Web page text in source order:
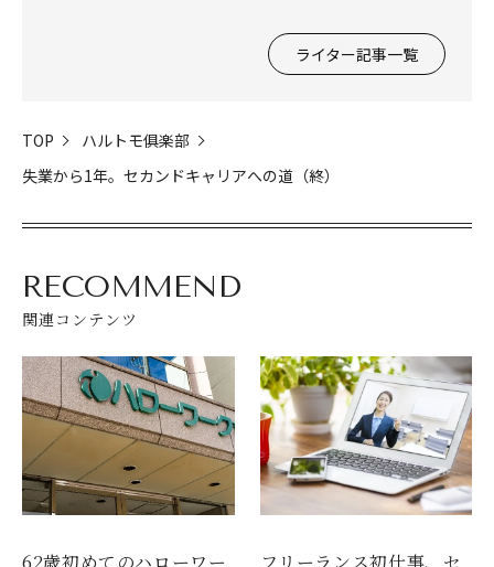
ライター記事一覧
TOP
ハルトモ俱楽部
失業から1年。セカンドキャリアへの道（終）
RECOMMEND
関連コンテンツ